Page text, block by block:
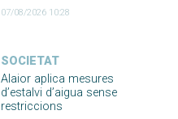
07/08/2026 10:28
SOCIETAT
Alaior aplica mesures
d’estalvi d’aigua sense
restriccions